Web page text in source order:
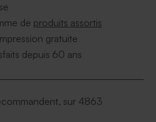
de produits assortis
gratuite
depuis 60 ans
sur 4863